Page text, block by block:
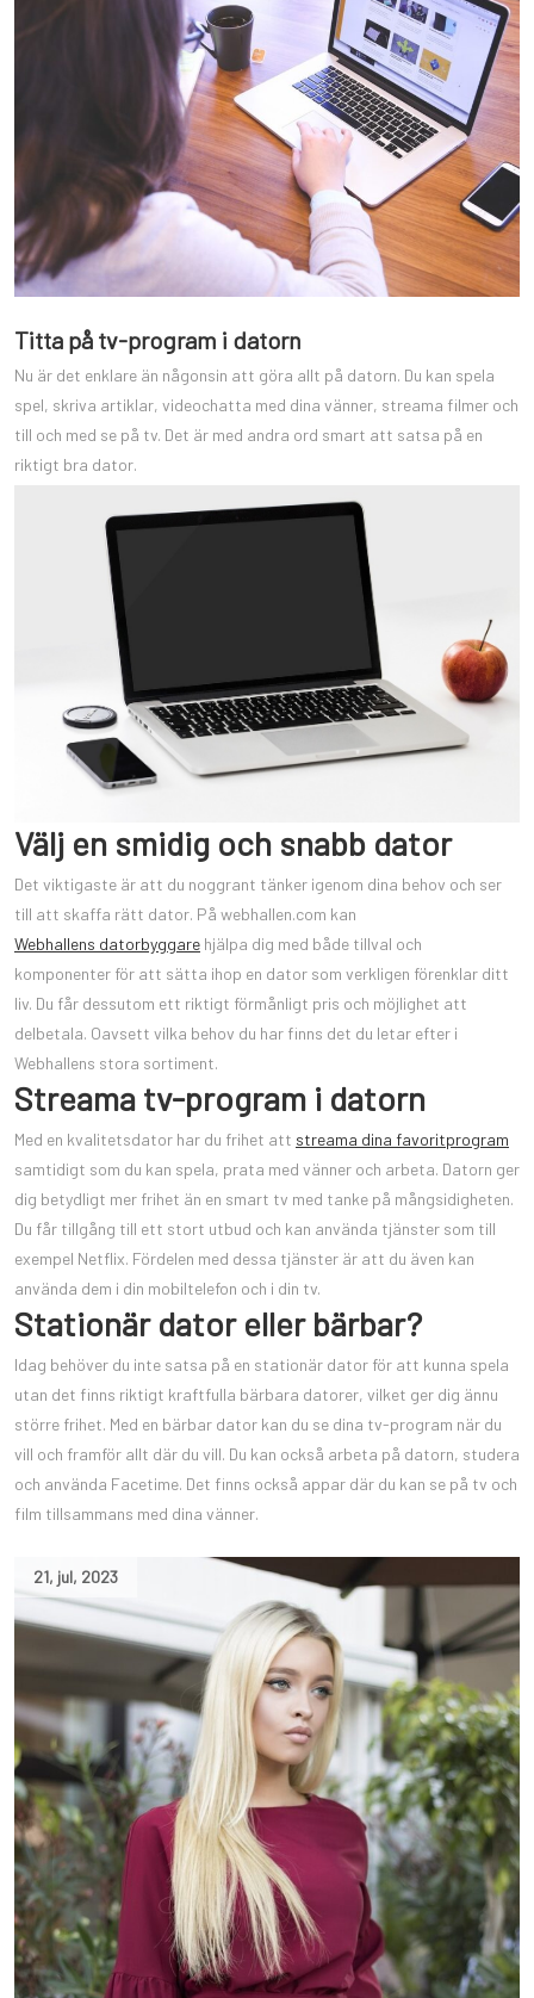
Titta på tv-program i datorn
Nu är det enklare än någonsin att göra allt på datorn. Du kan spela
spel, skriva artiklar, videochatta med dina vänner, streama filmer och
till och med se på tv. Det är med andra ord smart att satsa på en
riktigt bra dator.
Välj en smidig och snabb dator
Det viktigaste är att du noggrant tänker igenom dina behov och ser
till att skaffa rätt dator. På webhallen.com kan
Webhallens datorbyggare hjälpa dig med både tillval och
komponenter för att sätta ihop en dator som verkligen förenklar ditt
liv. Du får dessutom ett riktigt förmånligt pris och möjlighet att
delbetala. Oavsett vilka behov du har finns det du letar efter i
Webhallens stora sortiment.
Streama tv-program i datorn
Med en kvalitetsdator har du frihet att streama dina favoritprogram
samtidigt som du kan spela, prata med vänner och arbeta. Datorn ger
dig betydligt mer frihet än en smart tv med tanke på mångsidigheten.
Du får tillgång till ett stort utbud och kan använda tjänster som till
exempel Netflix. Fördelen med dessa tjänster är att du även kan
använda dem i din mobiltelefon och i din tv.
Stationär dator eller bärbar?
Idag behöver du inte satsa på en stationär dator för att kunna spela
utan det finns riktigt kraftfulla bärbara datorer, vilket ger dig ännu
större frihet. Med en bärbar dator kan du se dina tv-program när du
vill och framför allt där du vill. Du kan också arbeta på datorn, studera
och använda Facetime. Det finns också appar där du kan se på tv och
film tillsammans med dina vänner.
21, jul, 2023